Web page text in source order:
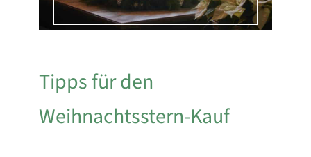
Tipps für den
Weihnachtsstern-Kauf